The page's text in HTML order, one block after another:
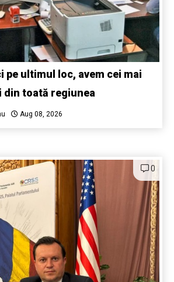
pe ultimul loc, avem cei mai
din toată regiunea
Aug 08, 2026
0